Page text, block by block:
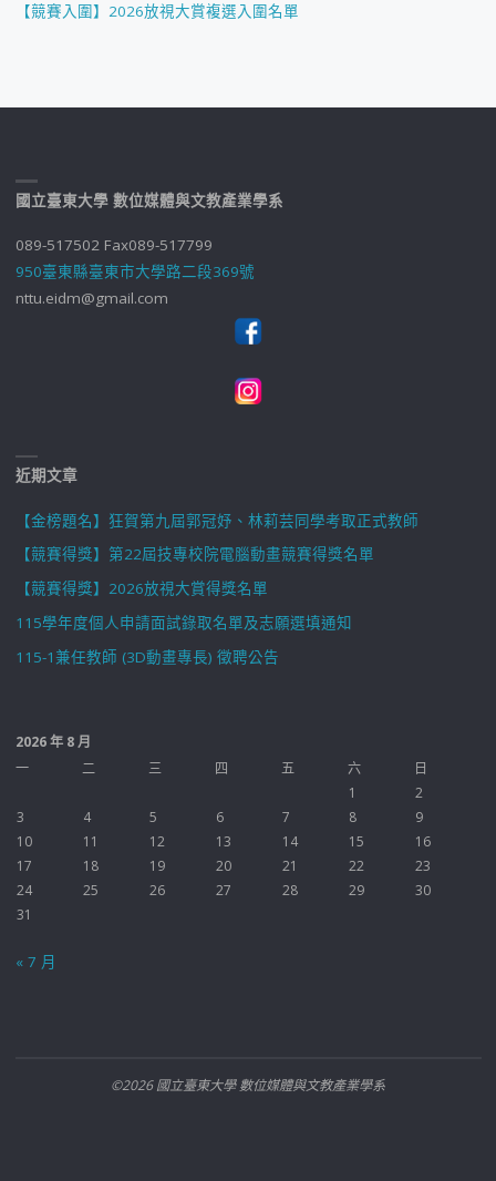
【競賽入圍】2026放視大賞複選入圍名單
國立臺東大學 數位媒體與文教產業學系
089-517502 Fax089-517799
950臺東縣臺東市大學路二段369號
nttu.eidm@gmail.com
近期文章
【金榜題名】狂賀第九屆郭冠妤、林莉芸同學考取正式教師
【競賽得獎】第22屆技專校院電腦動畫競賽得獎名單
【競賽得獎】2026放視大賞得獎名單
115學年度個人申請面試錄取名單及志願選填通知
115-1兼任教師 (3D動畫專長) 徵聘公告
2026 年 8 月
一
二 三 四 五 六
日
1
2
3
4 5 6 7 8
9
10
11 12 13 14 15
16
17
18 19 20 21 22
23
24
25 26 27 28 29
30
31
« 7 月
©2026 國立臺東大學 數位媒體與文教產業學系